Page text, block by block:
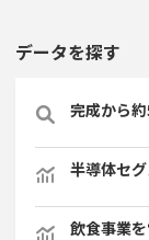
データを探す
完成から
半導体セ
飲食事業